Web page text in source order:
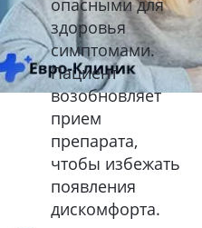
опасными для
здоровья
симптомами.
Пациент
возобновляет
прием
препарата,
чтобы избежать
появления
дискомфорта.